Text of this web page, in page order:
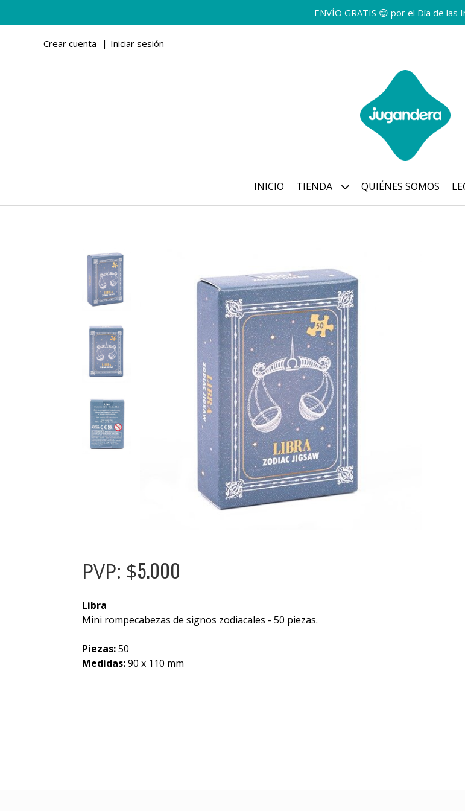
ENVÍO GRATIS 😊 por el Día de las
Crear cuenta Iniciar sesión
INICIO TIENDA QUIÉNES SOMOS
PVP: $5.000
Libra
Mini rompecabezas de signos zodiacales - 50 piezas.
Piezas:50
Medidas:90 x 110 mm